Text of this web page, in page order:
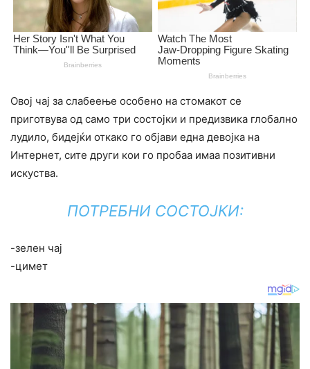
Овој чај за слабеење особено на стомакот се
приготвува од само три состојки и предизвика глобално
лудило, бидејќи откако го објави една девојка на
Интернет, сите други кои го пробаа имаа позитивни
искуства.
ПОТРЕБНИ СОСТОЈКИ:
-зелен чај
-цимет